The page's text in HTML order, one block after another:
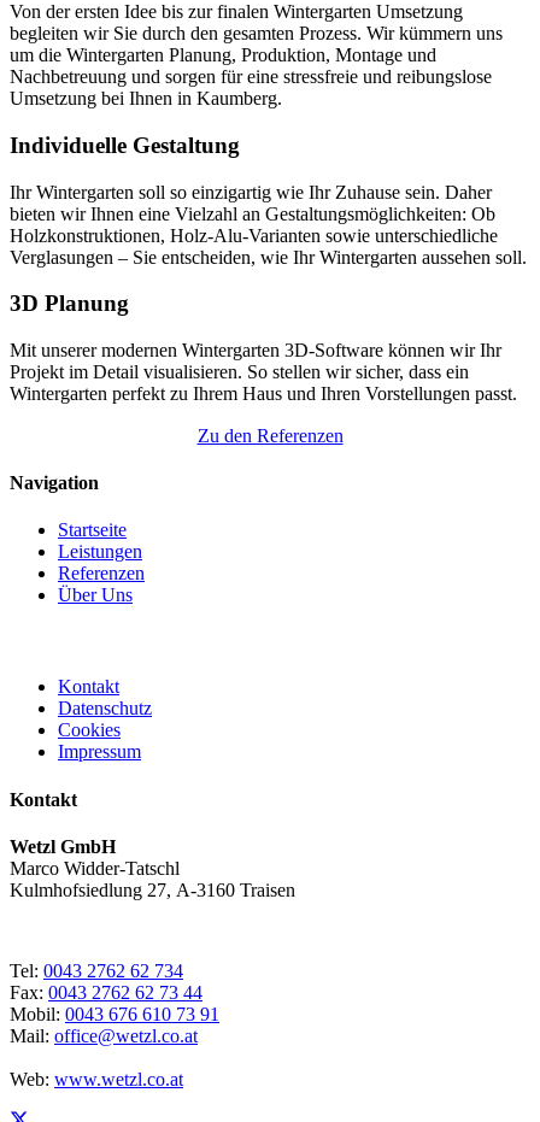
Von der ersten Idee bis zur finalen Wintergarten Umsetzung
begleiten wir Sie durch den gesamten Prozess. Wir kümmern uns
um die Wintergarten Planung, Produktion, Montage und
Nachbetreuung und sorgen für eine stressfreie und reibungslose
Umsetzung bei Ihnen in Kaumberg.
Individuelle Gestaltung
Ihr Wintergarten soll so einzigartig wie Ihr Zuhause sein. Daher
bieten wir Ihnen eine Vielzahl an Gestaltungsmöglichkeiten: Ob
Holzkonstruktionen, Holz-Alu-Varianten sowie unterschiedliche
Verglasungen – Sie entscheiden, wie Ihr Wintergarten aussehen soll.
3D Planung
Mit unserer modernen Wintergarten 3D-Software können wir Ihr
Projekt im Detail visualisieren. So stellen wir sicher, dass ein
Wintergarten perfekt zu Ihrem Haus und Ihren Vorstellungen passt.
Zu den Referenzen
Navigation
Startseite
Leistungen
Referenzen
Über Uns
Kontakt
Datenschutz
Cookies
Impressum
Kontakt
Wetzl GmbH
Marco Widder-Tatschl
Kulmhofsiedlung 27, A-3160 Traisen
Tel: 0043 2762 62 734
Fax: 0043 2762 62 73 44
Mobil: 0043 676 610 73 91
Mail: office@wetzl.co.at
Web: www.wetzl.co.at